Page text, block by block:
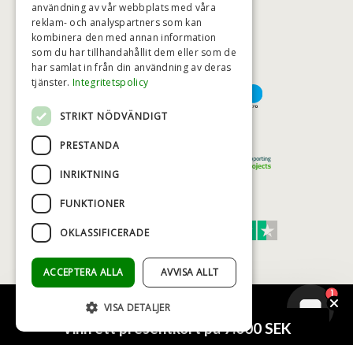
HÖGSTA KREDITVÄRDIGHET
BETALNINGSALTERNATIV
© COPYRIGHT - BAD&STIL® ApS 2026
användning av vår webbplats med våra
reklam- och analyspartners som kan
kombinera den med annan information
som du har tillhandahållit dem eller som de
har samlat in från din användning av deras
tjänster. Integritetspolicy
STRIKT NÖDVÄNDIGT
PRESTANDA
INRIKTNING
FUNKTIONER
OKLASSIFICERADE
ACCEPTERA ALLA AVVISA ALLT
VISA DETALJER
1
Vinn ett presentkort på 7.000 SEK